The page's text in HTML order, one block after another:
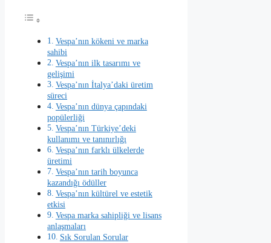
Vespa’nın kökeni ve marka
sahibi
Vespa’nın ilk tasarımı ve
gelişimi
Vespa’nın İtalya’daki üretim
süreci
Vespa’nın dünya çapındaki
popülerliği
Vespa’nın Türkiye’deki
kullanımı ve tanınırlığı
Vespa’nın farklı ülkelerde
üretimi
Vespa’nın tarih boyunca
kazandığı ödüller
Vespa’nın kültürel ve estetik
etkisi
Vespa marka sahipliği ve lisans
anlaşmaları
Sık Sorulan Sorular